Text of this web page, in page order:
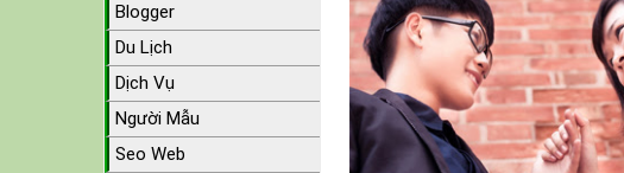
Blogger
Du Lịch
Dịch Vụ
Người Mẫu
Seo Web